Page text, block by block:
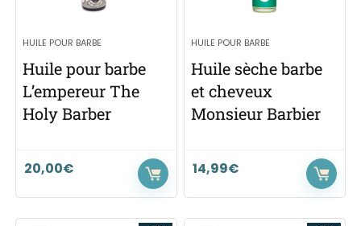
HUILE POUR BARBE
Huile pour barbe
L’empereur The
Holy Barber
20,00€
HUILE POUR BARBE
Huile sèche barbe
et cheveux
Monsieur Barbier
14,99€